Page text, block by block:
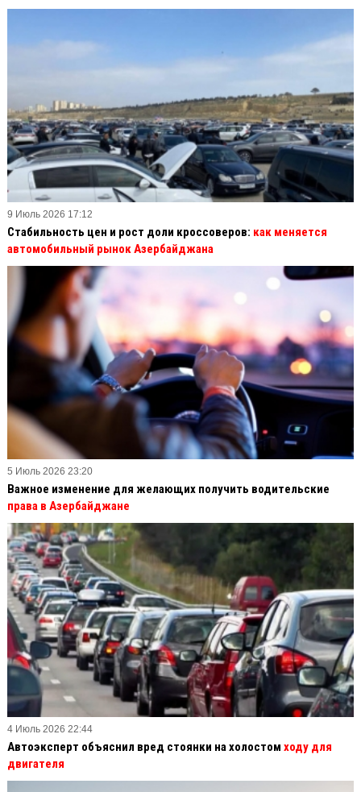
9 Июль 2026 17:12
Стабильность цен и рост доли кроссоверов: как меняется
автомобильный рынок Азербайджана
5 Июль 2026 23:20
Важное изменение для желающих получить водительские
права в Азербайджане
4 Июль 2026 22:44
Автоэксперт объяснил вред стоянки на холостом ходу для
двигателя